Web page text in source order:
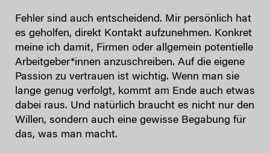
Fehler sind auch entscheidend. Mir persönlich hat
es geholfen, direkt Kontakt aufzunehmen. Konkret
meine ich damit, Firmen oder allgemein potentielle
Arbeitgeber*innen anzuschreiben. Auf die eigene
Passion zu vertrauen ist wichtig. Wenn man sie
lange genug verfolgt, kommt am Ende auch etwas
dabei raus. Und natürlich braucht es nicht nur den
Willen, sondern auch eine gewisse Begabung für
das, was man macht.